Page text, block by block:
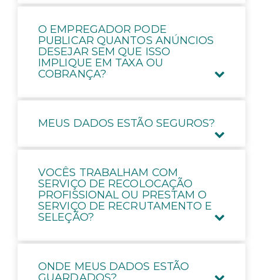
O EMPREGADOR PODE
PUBLICAR QUANTOS ANÚNCIOS
DESEJAR SEM QUE ISSO
IMPLIQUE EM TAXA OU
COBRANÇA?
MEUS DADOS ESTÃO SEGUROS?
VOCÊS TRABALHAM COM
SERVIÇO DE RECOLOCAÇÃO
PROFISSIONAL OU PRESTAM O
SERVIÇO DE RECRUTAMENTO E
SELEÇÃO?
ONDE MEUS DADOS ESTÃO
GUARDADOS?